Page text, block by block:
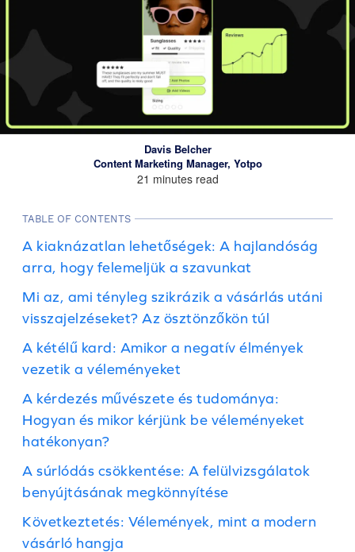
Davis Belcher
Content Marketing Manager, Yotpo
21 minutes read
TABLE OF CONTENTS
A kiaknázatlan lehetőségek: A hajlandóság
arra, hogy felemeljük a szavunkat
Mi az, ami tényleg szikrázik a vásárlás utáni
visszajelzéseket? Az ösztönzőkön túl
A kétélű kard: Amikor a negatív élmények
vezetik a véleményeket
A kérdezés művészete és tudománya:
Hogyan és mikor kérjünk be véleményeket
hatékonyan?
A súrlódás csökkentése: A felülvizsgálatok
benyújtásának megkönnyítése
Következtetés: Vélemények, mint a modern
vásárló hangja